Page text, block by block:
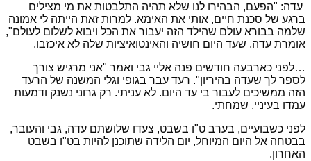
עדה: "הפעם, הבהירו לנו שלא תהיה התלבטות את מי מצילים
ברגע של סכנת חיים, אותי את האימא. למרות זאת הייתה לי אמונה
שלמה בבורא עולם שהילד הזה יעבור את הכל ויבוא לשלום לעולם",
אומרת עדה, שעד היום חושיה והאינטואיציות שלה לא איכזבו.
…לפני כארבעה חודשים פנה אליי גבי ואמר "אני מרגיש צורך
לספר לך שעדה בהיריון". רעד עבר בגופי וגלי המשנה של הרעד
הזה ממשיכים לעבור בי עד היום. לא עניתי. רק גרוני נשנק ודמעות
עמדו בעיניי. שמחתי.
לפני כשבועיים, בערב ט"ו בשבט, צעדו שלושתם עדה, גבי והעובר,
בבטחה אל היום המיוחל, יום הלידה שתוכנן להיות בט"ו בשבט
האחרון.